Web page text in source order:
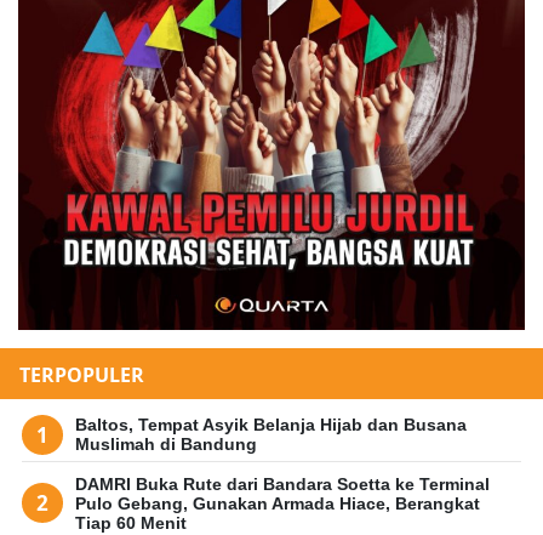
TERPOPULER
Baltos, Tempat Asyik Belanja Hijab dan Busana
Muslimah di Bandung
DAMRI Buka Rute dari Bandara Soetta ke Terminal
Pulo Gebang, Gunakan Armada Hiace, Berangkat
Tiap 60 Menit